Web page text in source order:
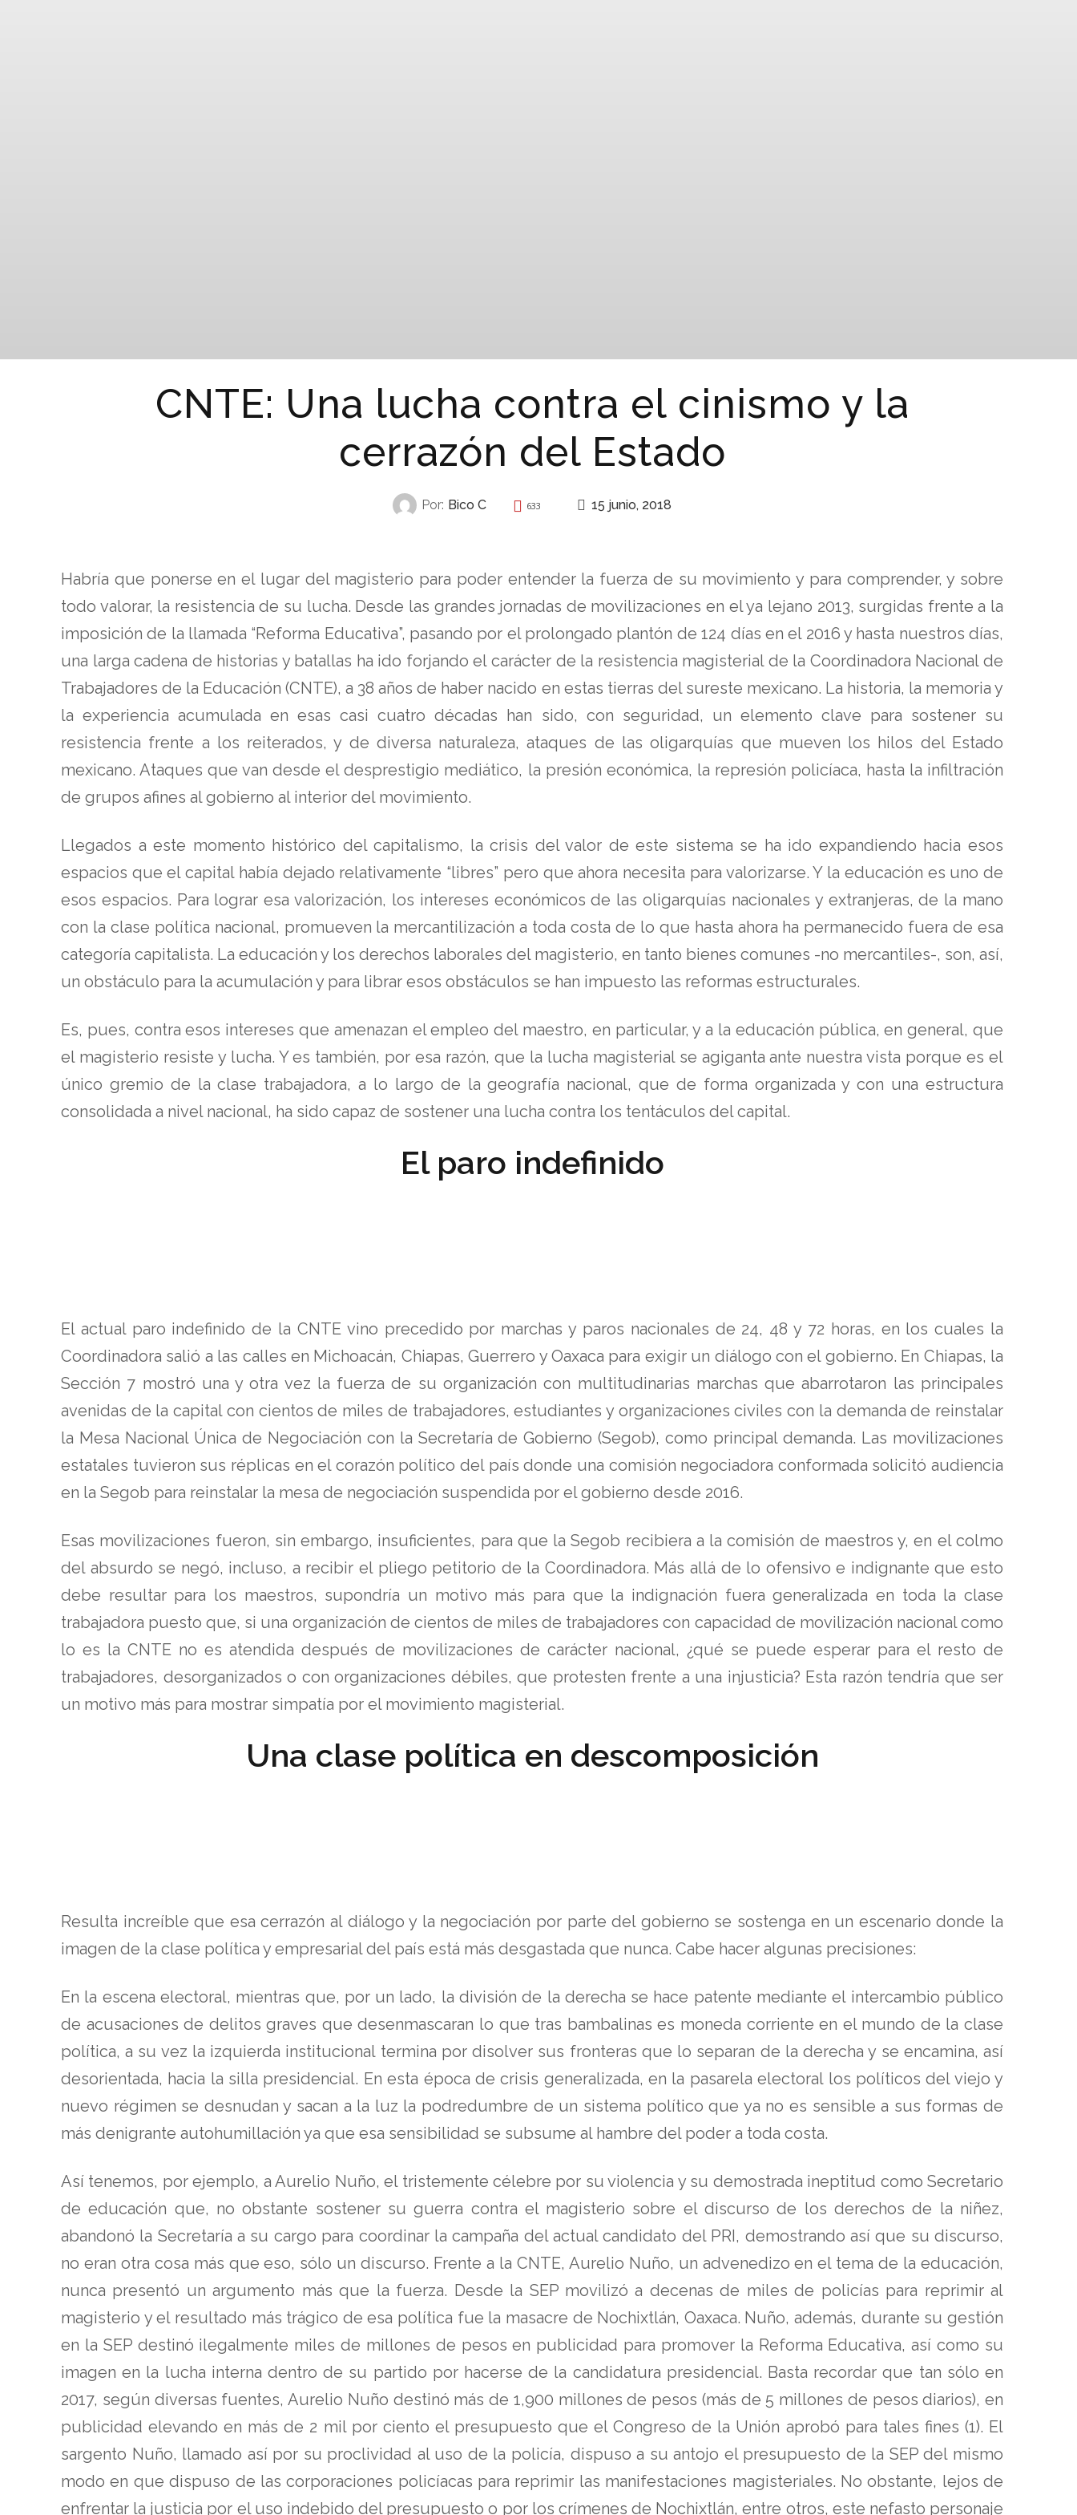
CNTE: Una lucha contra el cinismo y la
cerrazón del Estado
Por: Bico C 633 15 junio, 2018
Habría que ponerse en el lugar del magisterio para poder entender la fuerza de su movimiento y para comprender, y sobre
todo valorar, la resistencia de su lucha. Desde las grandes jornadas de movilizaciones en el ya lejano 2013, surgidas frente a la
imposición de la llamada “Reforma Educativa”, pasando por el prolongado plantón de 124 días en el 2016 y hasta nuestros días,
una larga cadena de historias y batallas ha ido forjando el carácter de la resistencia magisterial de la Coordinadora Nacional de
Trabajadores de la Educación (CNTE), a 38 años de haber nacido en estas tierras del sureste mexicano. La historia, la memoria y
la experiencia acumulada en esas casi cuatro décadas han sido, con seguridad, un elemento clave para sostener su
resistencia frente a los reiterados, y de diversa naturaleza, ataques de las oligarquías que mueven los hilos del Estado
mexicano. Ataques que van desde el desprestigio mediático, la presión económica, la represión policíaca, hasta la infiltración
de grupos afines al gobierno al interior del movimiento.
Llegados a este momento histórico del capitalismo, la crisis del valor de este sistema se ha ido expandiendo hacia esos
espacios que el capital había dejado relativamente “libres” pero que ahora necesita para valorizarse. Y la educación es uno de
esos espacios. Para lograr esa valorización, los intereses económicos de las oligarquías nacionales y extranjeras, de la mano
con la clase política nacional, promueven la mercantilización a toda costa de lo que hasta ahora ha permanecido fuera de esa
categoría capitalista. La educación y los derechos laborales del magisterio, en tanto bienes comunes -no mercantiles-, son, así,
un obstáculo para la acumulación y para librar esos obstáculos se han impuesto las reformas estructurales.
Es, pues, contra esos intereses que amenazan el empleo del maestro, en particular, y a la educación pública, en general, que
el magisterio resiste y lucha. Y es también, por esa razón, que la lucha magisterial se agiganta ante nuestra vista porque es el
único gremio de la clase trabajadora, a lo largo de la geografía nacional, que de forma organizada y con una estructura
consolidada a nivel nacional, ha sido capaz de sostener una lucha contra los tentáculos del capital.
El paro indefinido
El actual paro indefinido de la CNTE vino precedido por marchas y paros nacionales de 24, 48 y 72 horas, en los cuales la
Coordinadora salió a las calles en Michoacán, Chiapas, Guerrero y Oaxaca para exigir un diálogo con el gobierno. En Chiapas, la
Sección 7 mostró una y otra vez la fuerza de su organización con multitudinarias marchas que abarrotaron las principales
avenidas de la capital con cientos de miles de trabajadores, estudiantes y organizaciones civiles con la demanda de reinstalar
la Mesa Nacional Única de Negociación con la Secretaría de Gobierno (Segob), como principal demanda. Las movilizaciones
estatales tuvieron sus réplicas en el corazón político del país donde una comisión negociadora conformada solicitó audiencia
en la Segob para reinstalar la mesa de negociación suspendida por el gobierno desde 2016.
Esas movilizaciones fueron, sin embargo, insuficientes, para que la Segob recibiera a la comisión de maestros y, en el colmo
del absurdo se negó, incluso, a recibir el pliego petitorio de la Coordinadora. Más allá de lo ofensivo e indignante que esto
debe resultar para los maestros, supondría un motivo más para que la indignación fuera generalizada en toda la clase
trabajadora puesto que, si una organización de cientos de miles de trabajadores con capacidad de movilización nacional como
lo es la CNTE no es atendida después de movilizaciones de carácter nacional, ¿qué se puede esperar para el resto de
trabajadores, desorganizados o con organizaciones débiles, que protesten frente a una injusticia? Esta razón tendría que ser
un motivo más para mostrar simpatía por el movimiento magisterial.
Una clase política en descomposición
Resulta increíble que esa cerrazón al diálogo y la negociación por parte del gobierno se sostenga en un escenario donde la
imagen de la clase política y empresarial del país está más desgastada que nunca. Cabe hacer algunas precisiones:
En la escena electoral, mientras que, por un lado, la división de la derecha se hace patente mediante el intercambio público
de acusaciones de delitos graves que desenmascaran lo que tras bambalinas es moneda corriente en el mundo de la clase
política, a su vez la izquierda institucional termina por disolver sus fronteras que lo separan de la derecha y se encamina, así
desorientada, hacia la silla presidencial. En esta época de crisis generalizada, en la pasarela electoral los políticos del viejo y
nuevo régimen se desnudan y sacan a la luz la podredumbre de un sistema político que ya no es sensible a sus formas de
más denigrante autohumillación ya que esa sensibilidad se subsume al hambre del poder a toda costa.
Así tenemos, por ejemplo, a Aurelio Nuño, el tristemente célebre por su violencia y su demostrada ineptitud como Secretario
de educación que, no obstante sostener su guerra contra el magisterio sobre el discurso de los derechos de la niñez,
abandonó la Secretaría a su cargo para coordinar la campaña del actual candidato del PRI, demostrando así que su discurso,
no eran otra cosa más que eso, sólo un discurso. Frente a la CNTE, Aurelio Nuño, un advenedizo en el tema de la educación,
nunca presentó un argumento más que la fuerza. Desde la SEP movilizó a decenas de miles de policías para reprimir al
magisterio y el resultado más trágico de esa política fue la masacre de Nochixtlán, Oaxaca. Nuño, además, durante su gestión
en la SEP destinó ilegalmente miles de millones de pesos en publicidad para promover la Reforma Educativa, así como su
imagen en la lucha interna dentro de su partido por hacerse de la candidatura presidencial. Basta recordar que tan sólo en
2017, según diversas fuentes, Aurelio Nuño destinó más de 1,900 millones de pesos (más de 5 millones de pesos diarios), en
publicidad elevando en más de 2 mil por ciento el presupuesto que el Congreso de la Unión aprobó para tales fines (1). El
sargento Nuño, llamado así por su proclividad al uso de la policía, dispuso a su antojo el presupuesto de la SEP del mismo
modo en que dispuso de las corporaciones policíacas para reprimir las manifestaciones magisteriales. No obstante, lejos de
enfrentar la justicia por el uso indebido del presupuesto o por los crímenes de Nochixtlán, entre otros, este nefasto personaje